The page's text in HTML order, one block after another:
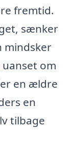
fremtid.
sænker
mindsker
uanset om
en ældre
en
tilbage